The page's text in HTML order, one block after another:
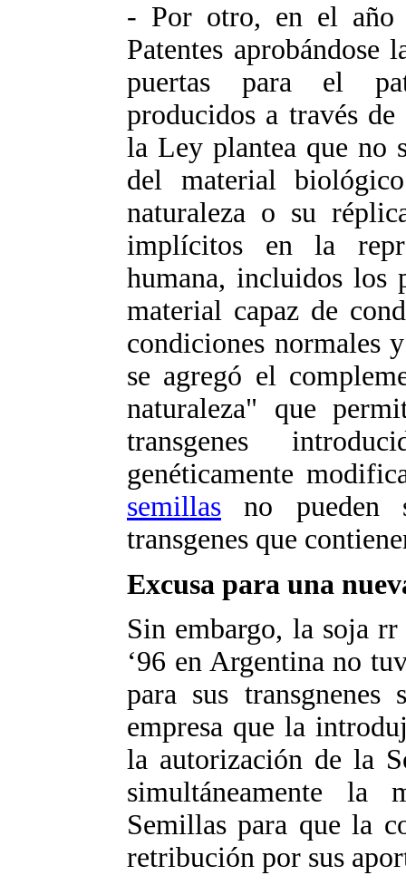
- Por otro, en el
Patentes
puertas para el
producidos a través
la Ley plantea que no
del material
naturaleza o su
implícitos en la
humana, incluidos los
material capaz de
condiciones normales
se agregó el
naturaleza" que
transgenes
genéticamente
semillas no pueden
transgenes que
Excusa para una
Sin embargo, la soja
‘96 en Argentina no
para sus
empresa que la
la autorización de la
simultáneamente
Semillas para que la
retribución por sus